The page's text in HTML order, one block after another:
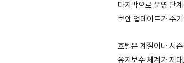
마지막으로 운영 단
보안 업데이트가 주
호텔은 계절이나 시
유지보수 체계가 제